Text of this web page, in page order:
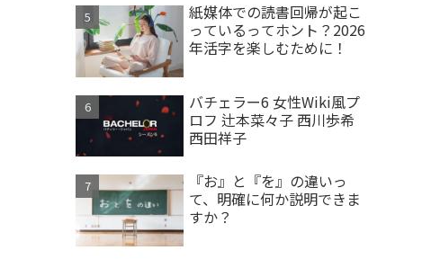
紙媒体での読書回帰が起こ
っているってホント？2026
年活字を楽しむために！
バチェラー6 女性Wiki風プ
ロフ 辻本菜々子 西川歩希
西田祥子
『お』と『を』の違いっ
て、明確に何か説明できま
すか？